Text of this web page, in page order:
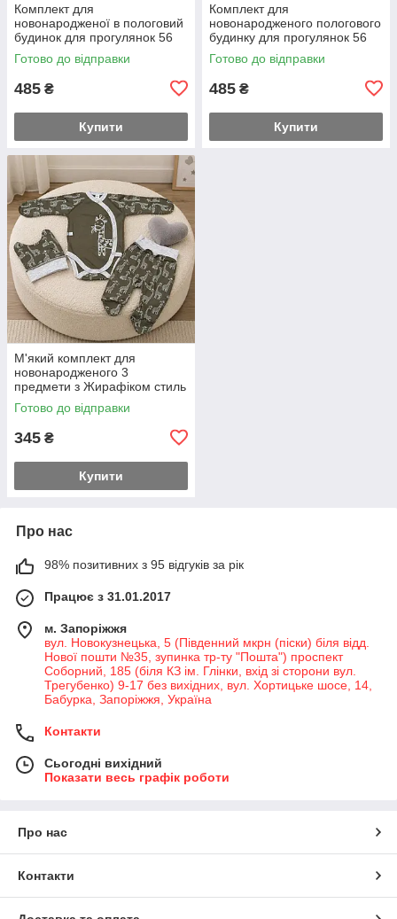
Комплект для
новонародженої в пологовий
будинок для прогулянок 56
розмір боді повзуни та
шапочка заміри на
Готово до відправки
485 ₴
Купити
Комплект для
новонародженого пологового
будинку для прогулянок 56
розмір боді повзуни та чепчик
заміри на додаткових фото
Готово до відправки
485 ₴
Купити
М'який комплект для
новонародженого 3
предмети з Жирафіком стиль
із перших днів 56-й розмір
Готово до відправки
345 ₴
Купити
Про нас
98% позитивних з 95 відгуків за рік
Працює з 31.01.2017
м. Запоріжжя
вул. Новокузнецька, 5 (Південний мкрн (піски) біля відд.
Нової пошти №35, зупинка тр-ту "Пошта") проспект
Соборний, 185 (біля КЗ ім. Глінки, вхід зі сторони вул.
Трегубенко) 9-17 без вихідних, вул. Хортицьке шосе, 14,
Бабурка, Запоріжжя, Україна
Контакти
Сьогодні вихідний
Показати весь графік роботи
Про нас
Контакти